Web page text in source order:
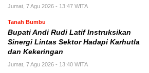
Jumat, 7 Agu 2026 - 13:47 WITA
Tanah Bumbu
Bupati Andi Rudi Latif Instruksikan
Sinergi Lintas Sektor Hadapi Karhutla
dan Kekeringan
Jumat, 7 Agu 2026 - 13:40 WITA